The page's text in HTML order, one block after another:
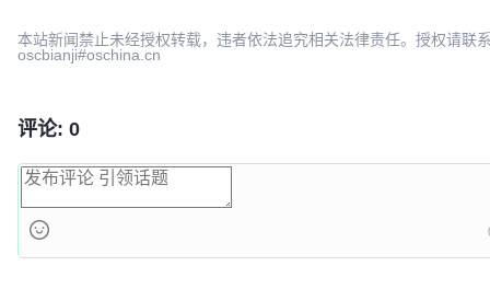
本站新闻禁止未经授权转载，违者依法追究相关法律责任。授权请联
oscbianji#oschina.cn
评论: 0